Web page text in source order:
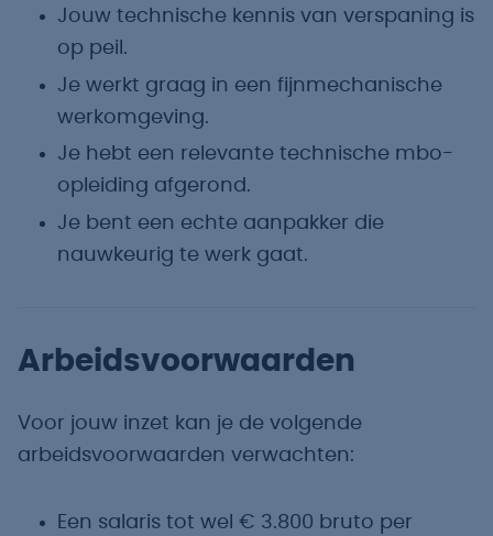
Jouw technische kennis van verspaning is
op peil.
Je werkt graag in een fijnmechanische
werkomgeving.
Je hebt een relevante technische mbo-
opleiding afgerond.
Je bent een echte aanpakker die
nauwkeurig te werk gaat.
Arbeidsvoorwaarden
Voor jouw inzet kan je de volgende
arbeidsvoorwaarden verwachten:
Een salaris tot wel € 3.800 bruto per